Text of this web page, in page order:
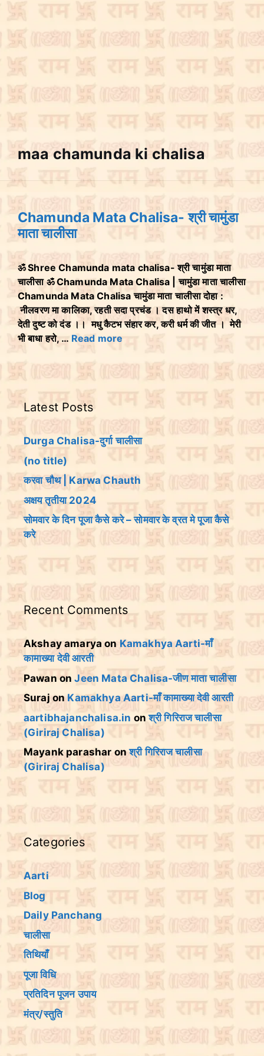
maa chamunda ki chalisa
Chamunda Mata Chalisa- श्री चामुंडा
माता चालीसा
ॐ Shree Chamunda mata chalisa- श्री चामुंडा माता
चालीसा ॐ Chamunda Mata Chalisa | चामुंडा माता चालीसा
Chamunda Mata Chalisa चामुंडा माता चालीसा दोहा :
नीलवरण मा कालिका, रहती सदा प्रचंड । दस हाथो में शस्त्र धर,
देती दुष्ट को दंड ।। मधु कैटभ संहार कर, करी धर्म की जीत । मेरी
भी बाधा हरो, … Read more
Latest Posts
Durga Chalisa-दुर्गा चालीसा
(no title)
करवा चौथ | Karwa Chauth
अक्षय तृतीया 2024
सोमवार के दिन पूजा कैसे करे – सोमवार के व्रत मे पूजा कैसे
करे
Recent Comments
Akshay amarya on Kamakhya Aarti-माँ
कामाख्या देवी आरती
Pawan onJeen Mata Chalisa-जीण माता चालीसा
SurajonKamakhya Aarti-माँ कामाख्या देवी आरती
aartibhajanchalisa.in onश्री गिरिराज चालीसा
(Giriraj Chalisa)
Mayank parashar onश्री गिरिराज चालीसा
(Giriraj Chalisa)
Categories
Aarti
Blog
Daily Panchang
चालीसा
तिथियांँ
पूजा विधि
प्रतिदिन पूजन उपाय
मंत्र/स्तुति